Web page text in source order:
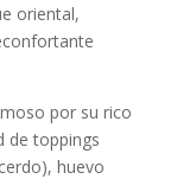
oriental,
por su rico
de toppings
huevo